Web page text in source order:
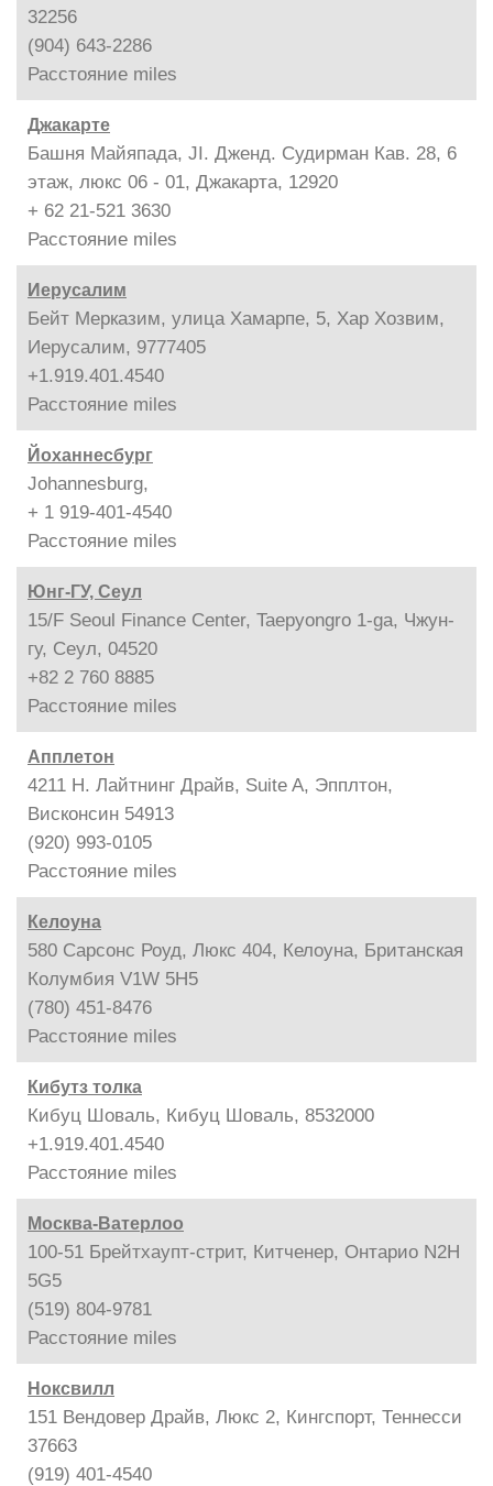
32256
(904) 643-2286
Расстояние miles
Джакарте
Башня Майяпада, JI. Дженд. Судирман Кав. 28, 6
этаж, люкс 06 - 01, Джакарта, 12920
+ 62 21-521 3630
Расстояние miles
Иерусалим
Бейт Мерказим, улица Хамарпе, 5, Хар Хозвим,
Иерусалим, 9777405
+1.919.401.4540
Расстояние miles
Йоханнесбург
Johannesburg,
+ 1 919-401-4540
Расстояние miles
Юнг-ГУ, Сеул
15/F Seoul Finance Center, Taepyongro 1-ga, Чжун-
гу, Сеул, 04520
+82 2 760 8885
Расстояние miles
Апплетон
4211 Н. Лайтнинг Драйв, Suite A, Эпплтон,
Висконсин 54913
(920) 993-0105
Расстояние miles
Келоуна
580 Сарсонс Роуд, Люкс 404, Келоуна, Британская
Колумбия V1W 5H5
(780) 451-8476
Расстояние miles
Кибутз толка
Кибуц Шоваль, Кибуц Шоваль, 8532000
+1.919.401.4540
Расстояние miles
Москва-Ватерлоо
100-51 Брейтхаупт-стрит, Китченер, Онтарио N2H
5G5
(519) 804-9781
Расстояние miles
Ноксвилл
151 Вендовер Драйв, Люкс 2, Кингспорт, Теннесси
37663
(919) 401-4540